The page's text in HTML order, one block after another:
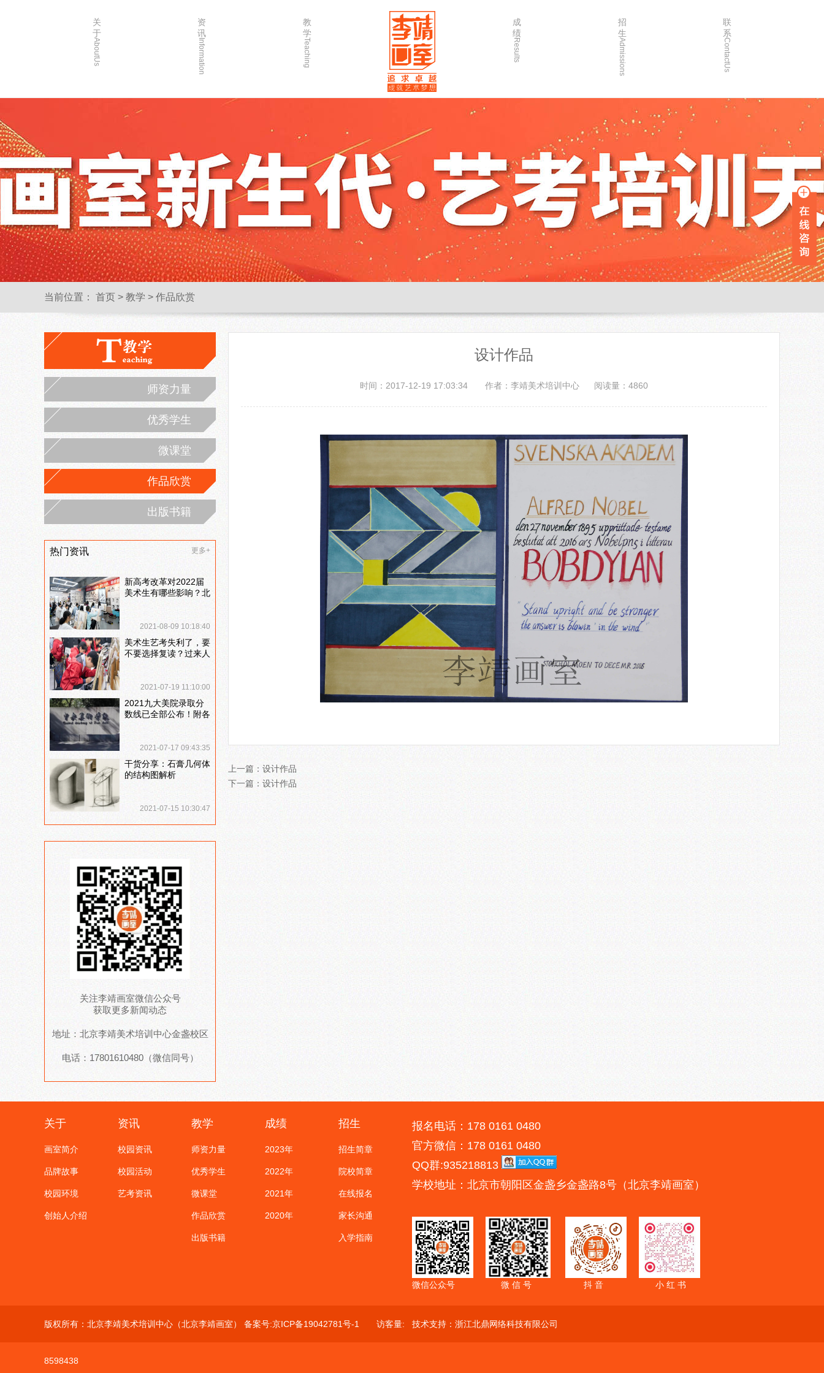
关
于
AboutUs
创始人介绍
资
讯
Information
教
学
Teaching
微课堂
作品欣赏
出版书籍
成
绩
Results
2020年
招
生
Admissions
院校简章
家长沟通
入学指南
联
系
ContactUs
当前位置： 首页 > 教学 > 作品欣赏
师资力量
优秀学生
微课堂
作品欣赏
出版书籍
热门资讯 更多+
新高考改革对2022届
美术生有哪些影响？北
2021-08-09 10:18:40
美术生艺考失利了，要
不要选择复读？过来人
2021-07-19 11:10:00
2021九大美院录取分
数线已全部公布！附各
2021-07-17 09:43:35
干货分享：石膏几何体
的结构图解析
2021-07-15 10:30:47
关注李靖画室微信公众号
获取更多新闻动态
地址：北京李靖美术培训中心金盏校区
电话：17801610480（微信同号）
设计作品
时间：2017-12-19 17:03:34 作者：李靖美术培训中心 阅读量：4860
上一篇： 设计作品
下一篇： 设计作品
关于
画室简介
品牌故事
校园环境
创始人介绍
资讯
校园资讯
校园活动
艺考资讯
教学
师资力量
优秀学生
微课堂
作品欣赏
出版书籍
成绩
2023年
2022年
2021年
2020年
招生
招生简章
院校简章
在线报名
家长沟通
入学指南
报名电话：178 0161 0480
官方微信：178 0161 0480
QQ群:935218813
学校地址：北京市朝阳区金盏乡金盏路8号（北京李靖画室）
微信公众号 微 信 号 抖 音 小 红 书
版权所有：北京李靖美术培训中心（北京李靖画室） 备案号:京ICP备19042781号-1 访客量:
8598438
技术支持： 浙江北鼎网络科技有限公司